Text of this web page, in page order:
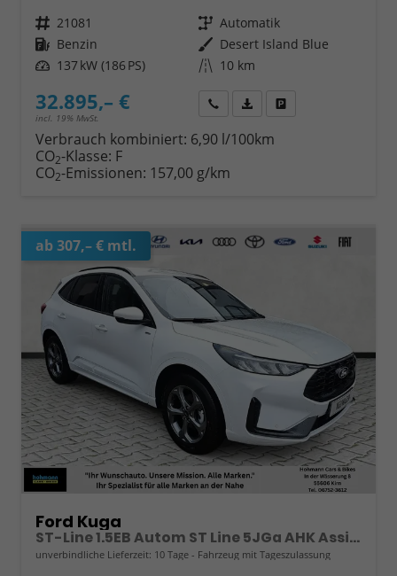
Fahrzeugnr. 21081 Getriebe Automatik
Kraftstoff Benzin Außenfarbe Desert Island Blue
Leistung 137 kW (186 PS) Kilometerstand 10 km
32.895,– €
incl. 19% MwSt.
Wir rufen Sie anFahrzeugexposé (PDF)
Verbrauch kombiniert: 6,90 l/100km
CO2-Klasse: F
CO2-Emissionen: 157,00 g/km
ab 307,– € mtl.
Ford Kuga
ST-Line 1.5EB Autom ST Line 5JGa AHK Assistenzpaket
unverbindliche Lieferzeit: 10 Tage Fahrzeug mit Tageszulassung